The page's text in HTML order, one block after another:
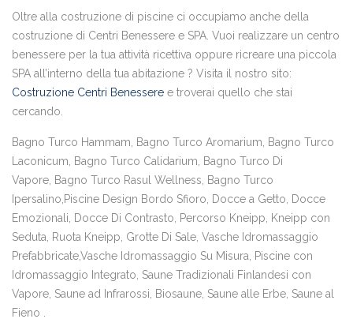
Oltre alla costruzione di piscine ci occupiamo anche della
costruzione di Centri Benessere e SPA. Vuoi realizzare un centro
benessere per la tua attività ricettiva oppure ricreare una piccola
SPA all’interno della tua abitazione ? Visita il nostro sito:
Costruzione Centri Benessere e troverai quello che stai
cercando.
Bagno Turco Hammam, Bagno Turco Aromarium, Bagno Turco
Laconicum, Bagno Turco Calidarium, Bagno Turco Di
Vapore, Bagno Turco Rasul Wellness, Bagno Turco
Ipersalino,Piscine Design Bordo Sfioro, Docce a Getto, Docce
Emozionali, Docce Di Contrasto, Percorso Kneipp, Kneipp con
Seduta, Ruota Kneipp, Grotte Di Sale, Vasche Idromassaggio
Prefabbricate,Vasche Idromassaggio Su Misura, Piscine con
Idromassaggio Integrato, Saune Tradizionali Finlandesi con
Vapore, Saune ad Infrarossi, Biosaune, Saune alle Erbe, Saune al
Fieno .